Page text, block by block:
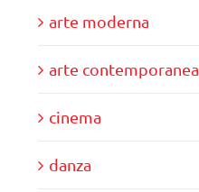
arte moderna
arte contemporanea
cinema
danza